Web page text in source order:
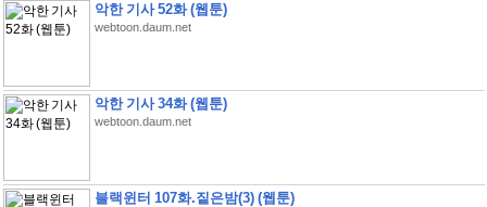
악한 기사 52화 (웹툰)
webtoon.daum.net
악한 기사 34화 (웹툰)
webtoon.daum.net
블랙윈터 107화.짙은밤(3) (웹툰)